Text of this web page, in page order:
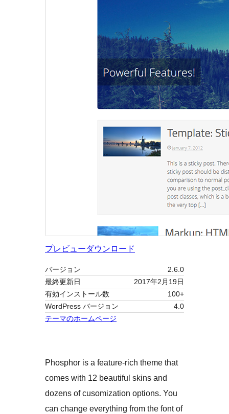
プレビューダウンロード
バージョン
2.6.0
最終更新日
2017年2月19日
有効インストール数
100+
WordPress バージョン
4.0
テーマのホームページ
Phosphor is a feature-rich theme that
comes with 12 beautiful skins and
dozens of cusomization options. You
can change everything from the font of